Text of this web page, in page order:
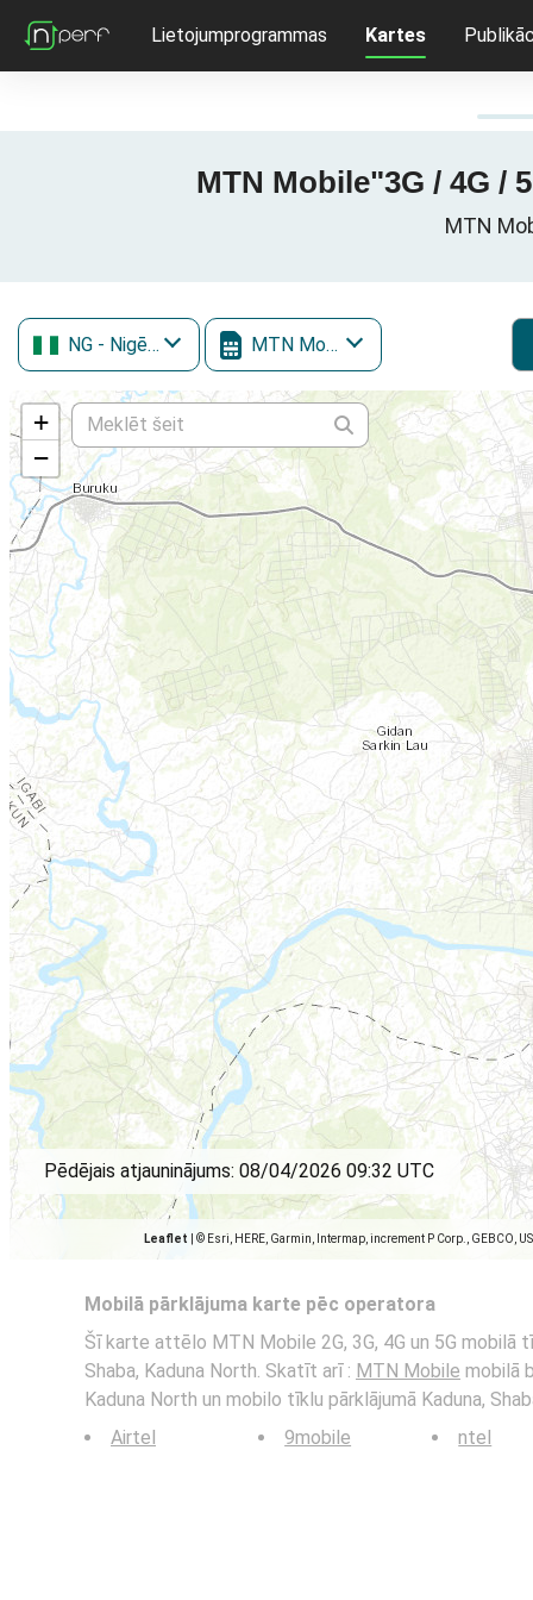
Lietojumprogrammas Kartes
MTN Mobile"3G / 4G /
MTN
NG - Nigērija MTN Mobile
+
−
Leaflet © Esri, HERE, Garmin, Intermap, increment P Corp., GEBCO,
Pēdējais atjauninājums: 08/04/2026 09:32 UTC
Mobilā pārklājuma karte pēc operatora
Šī karte attēlo MTN Mobile 2G, 3G, 4G un 5G mobilā
Shaba, Kaduna North. Skatīt arī : MTN Mobile mobilā
Kaduna North un mobilo tīklu pārklājumā Kaduna,
Airtel
9mobile ntel